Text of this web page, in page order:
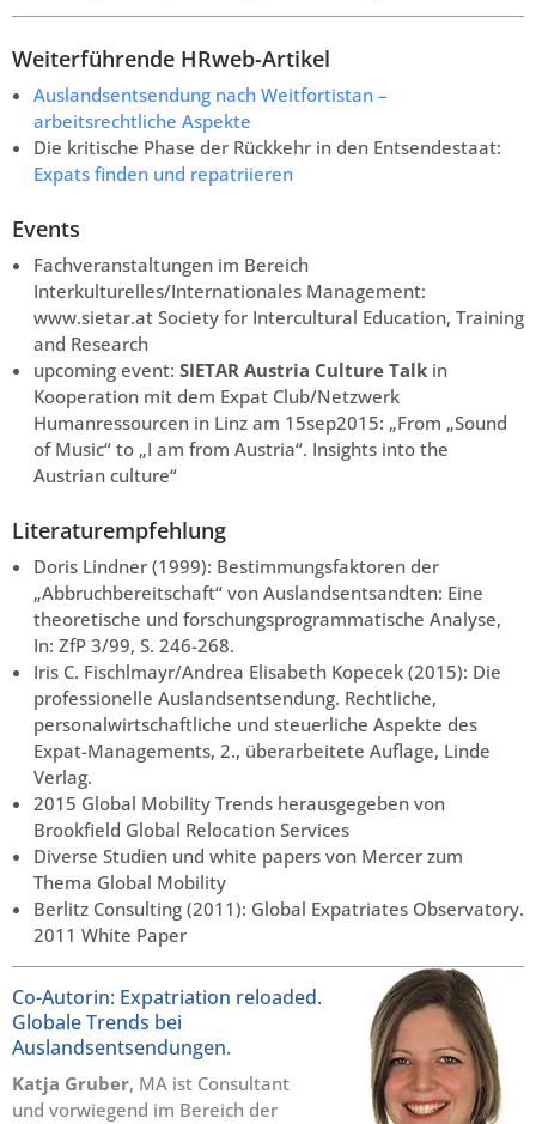
Weiterführende HRweb-Artikel
Auslandsentsendung nach Weitfortistan –
arbeitsrechtliche Aspekte
Die kritische Phase der Rückkehr in den Entsendestaat:
Expats finden und repatriieren
Events
Fachveranstaltungen im Bereich
Interkulturelles/Internationales Management:
www.sietar.at Society for Intercultural Education, Training
and Research
upcoming event: SIETAR Austria Culture Talk in
Kooperation mit dem Expat Club/Netzwerk
Humanressourcen in Linz am 15sep2015: „From „Sound
of Music“ to „I am from Austria“. Insights into the
Austrian culture“
Literaturempfehlung
Doris Lindner (1999): Bestimmungsfaktoren der
„Abbruchbereitschaft“ von Auslandsentsandten: Eine
theoretische und forschungsprogrammatische Analyse,
In: ZfP 3/99, S. 246-268.
Iris C. Fischlmayr/Andrea Elisabeth Kopecek (2015): Die
professionelle Auslandsentsendung. Rechtliche,
personalwirtschaftliche und steuerliche Aspekte des
Expat-Managements, 2., überarbeitete Auflage, Linde
Verlag.
2015 Global Mobility Trends herausgegeben von
Brookfield Global Relocation Services
Diverse Studien und white papers von Mercer zum
Thema Global Mobility
Berlitz Consulting (2011): Global Expatriates Observatory.
2011 White Paper
Co-Autorin: Expatriation reloaded.
Globale Trends bei
Auslandsentsendungen.
Katja Gruber, MA ist Consultant
und vorwiegend im Bereich der